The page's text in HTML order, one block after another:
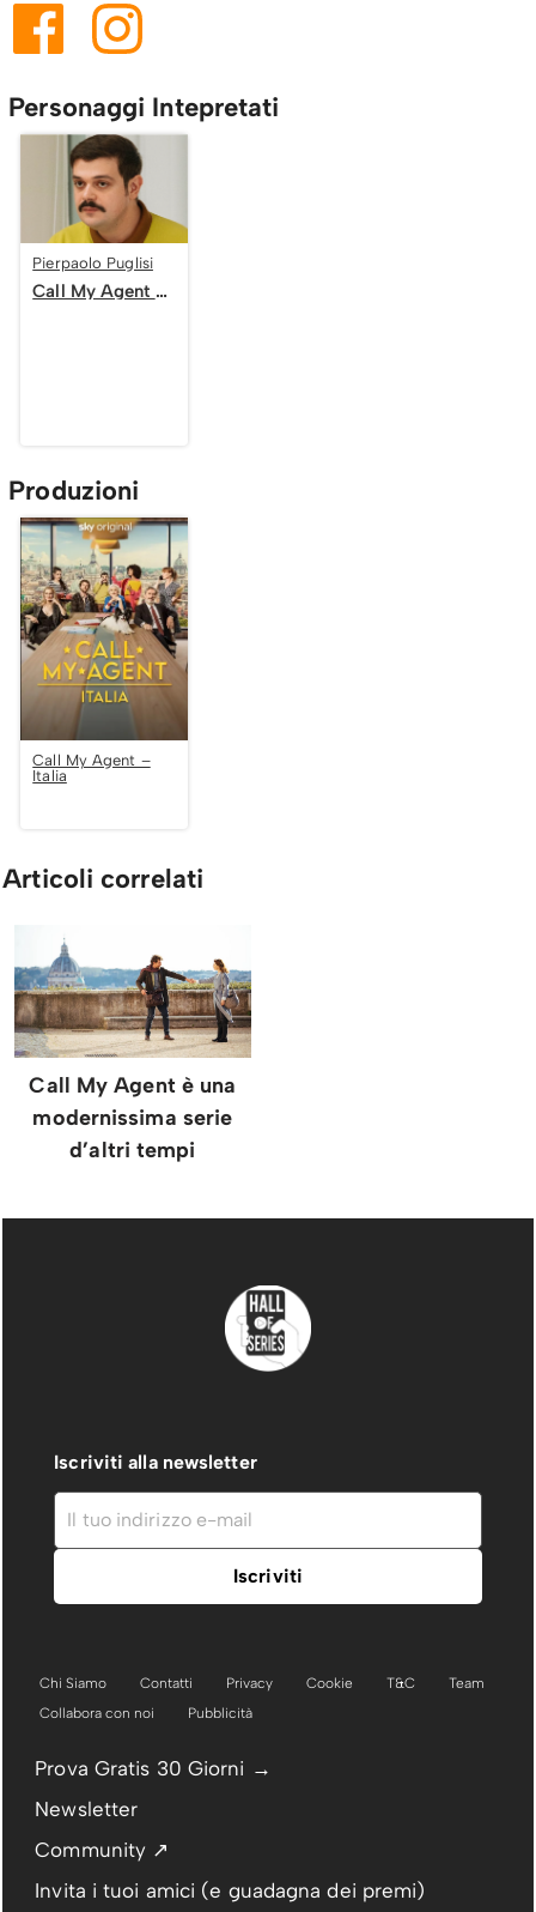
Personaggi Intepretati
Pierpaolo Puglisi
Call My Agent – Italia
Produzioni
Call My Agent –
Italia
Articoli correlati
Call My Agent è una
modernissima serie
d’altri tempi
Iscriviti alla newsletter
Chi Siamo Contatti Privacy Cookie T&C
Team
Collabora con noi
Pubblicità
Prova Gratis 30 Giorni →
Newsletter
Community ↗
Invita i tuoi amici (e guadagna dei premi)